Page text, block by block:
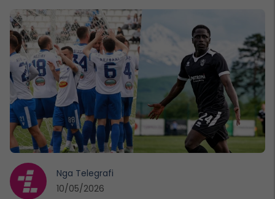
Nga Telegrafi
10/05/2026